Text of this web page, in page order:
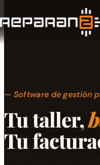
Software de gestión
Tu taller,
Tu